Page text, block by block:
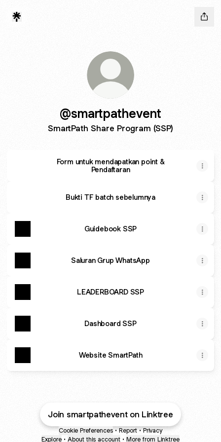
@smartpathevent
SmartPath Share Program (SSP)
Form untuk mendapatkan point &
Pendaftaran
Bukti TF batch sebelumnya
Guidebook SSP
Saluran Grup WhatsApp
LEADERBOARD SSP
Dashboard SSP
Website SmartPath
Join smartpathevent on Linktree
Cookie Preferences • Report • Privacy
Explore • About this account • More from Linktree